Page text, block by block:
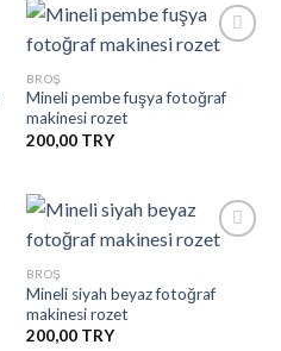
İstek
BROŞ
Mineli pembe fuşya fotoğraf
makinesi rozet
200,00
İstek
BROŞ
Mineli siyah beyaz fotoğraf
makinesi rozet
200,00